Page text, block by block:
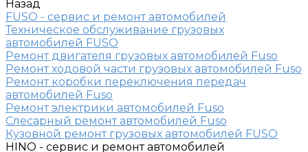
Назад
FUSO - сервис и ремонт автомобилей
Техническое обслуживание грузовых
автомобилей FUSO
Ремонт двигателя грузовых автомобилей Fuso
Ремонт ходовой части грузовых автомобилей Fuso
Ремонт коробки переключения передач
автомобилей Fuso
Ремонт электрики автомобилей Fuso
Слесарный ремонт автомобилей Fuso
Кузовной ремонт грузовых автомобилей FUSO
HINO - сервис и ремонт автомобилей